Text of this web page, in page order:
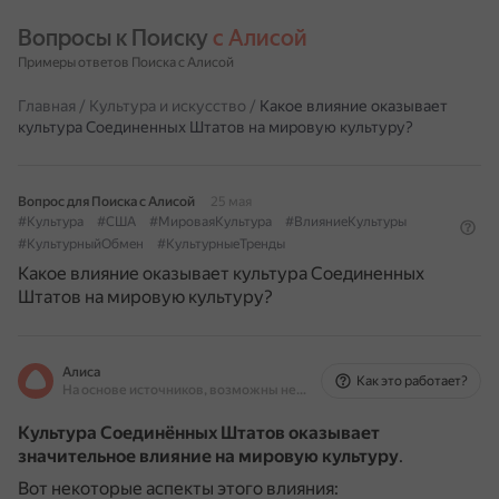
Вопросы к Поиску с Алисой
Примеры ответов Поиска с Алисой
Главная / Культура и искусство / Какое влияние оказывает
культура Соединенных Штатов на мировую культуру?
Вопрос для Поиска с Алисой
25 мая
#Культура
#США #МироваяКультура
#ВлияниеКультуры
#КультурныйОбмен
#КультурныеТренды
Какое влияние оказывает культура Соединенных
Штатов на мировую культуру?
Алиса
На основе источников, возможны неточности
Как это работает?
Культура Соединённых Штатов оказывает
значительное влияние на мировую культуру.
Вот некоторые аспекты этого влияния: